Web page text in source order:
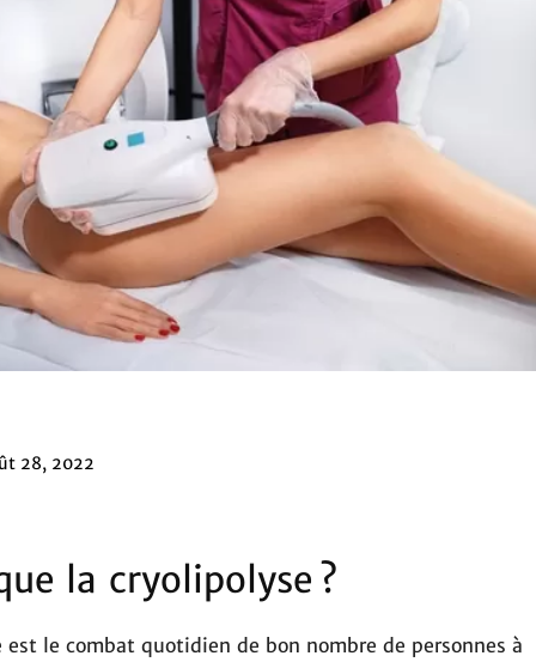
28, 2022
la cryolipolyse ?
est le combat quotidien de bon nombre de personnes à